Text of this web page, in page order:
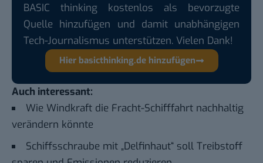
BASIC thinking kostenlos als bevorzugte
Quelle hinzufügen und damit unabhängigen
Tech-Journalismus unterstützen. Vielen Dank!
Hier basicthinking.de hinzufügen
Auch interessant:
Wie Windkraft die Fracht-Schifffahrt nachhaltig
verändern könnte
Schiffsschraube mit „Delfinhaut“ soll Treibstoff